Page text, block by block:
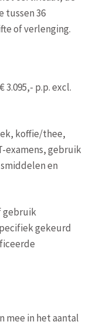
tussen 36
of verlenging.
3.095,- p.p. excl.
koffie/thee,
examens, gebruik
en
gebruik
gekeurd
mee in het aantal